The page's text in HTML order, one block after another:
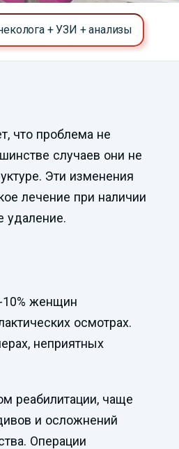
+ УЗИ + анализы
что проблема не
случаев они не
Эти изменения
лечение при наличии
удаление.
10% женщин
осмотрах.
неприятных
реабилитации, чаще
и осложнений
Операции